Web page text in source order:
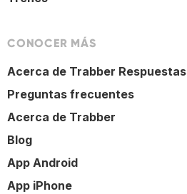
CONOCER MÁS
Acerca de Trabber Respuestas
Preguntas frecuentes
Acerca de Trabber
Blog
App Android
App iPhone